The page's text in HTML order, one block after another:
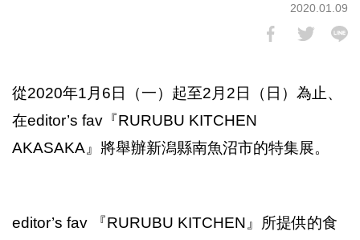
2020.01.09
從2020年1月6日（一）起至2月2日（日）為止、
在editor’s fav『RURUBU KITCHEN
AKASAKA』將舉辦新潟縣南魚沼市的特集展。
editor’s fav 『RURUBU KITCHEN』所提供的食